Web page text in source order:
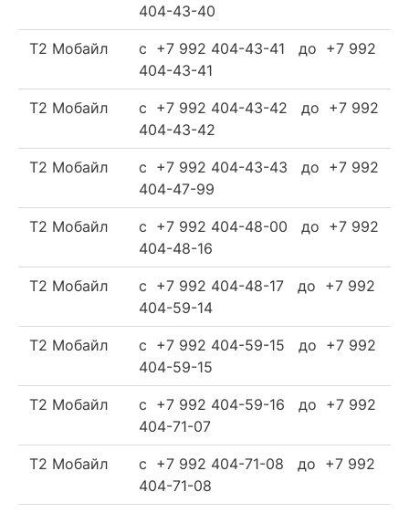
404-43-40
Т2 Мобайл
c +7 992 404-43-41 до +7 992
404-43-41
Т2 Мобайл
c +7 992 404-43-42 до +7 992
404-43-42
Т2 Мобайл
c +7 992 404-43-43 до +7 992
404-47-99
Т2 Мобайл
c +7 992 404-48-00 до +7 992
404-48-16
Т2 Мобайл
c +7 992 404-48-17 до +7 992
404-59-14
Т2 Мобайл
c +7 992 404-59-15 до +7 992
404-59-15
Т2 Мобайл
c +7 992 404-59-16 до +7 992
404-71-07
Т2 Мобайл
c +7 992 404-71-08 до +7 992
404-71-08